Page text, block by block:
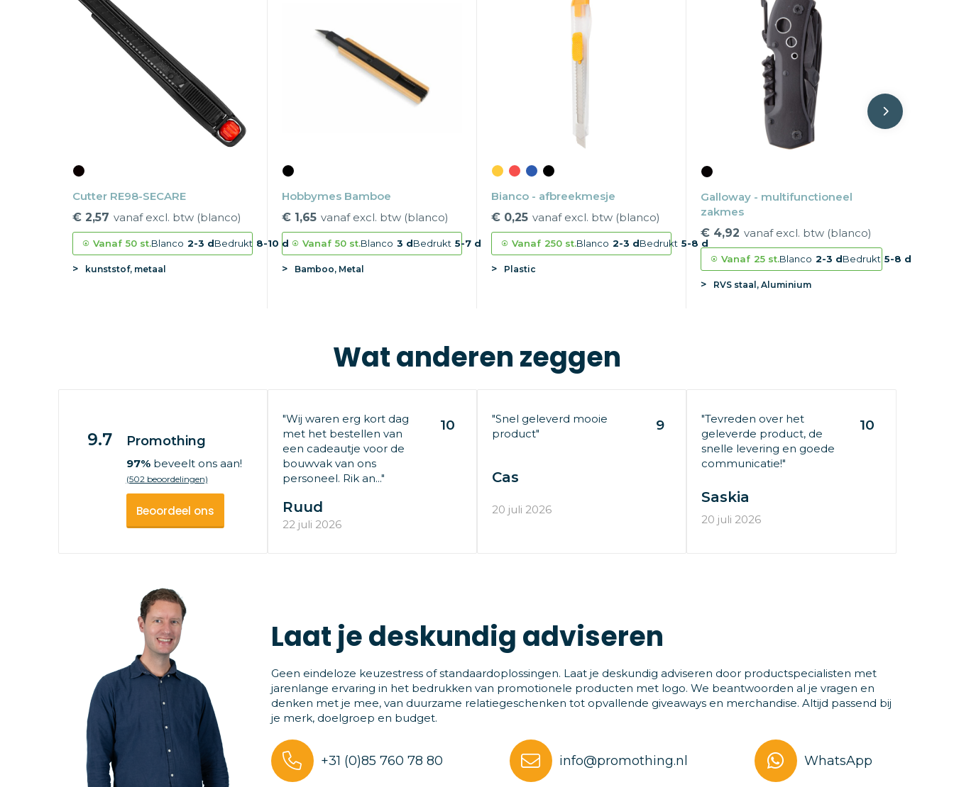
Cutter RE98-SECARE
€ 2,57 vanaf excl. btw (blanco)
Vanaf 50 st.Blanco 2-3 dBedrukt 8-10 d
kunststof, metaal
Hobbymes Bamboe
€ 1,65 vanaf excl. btw (blanco)
Vanaf 50 st.Blanco 3 dBedrukt 5-7 d
Bamboo, Metal
Bianco - afbreekmesje
€ 0,25 vanaf excl. btw (blanco)
Vanaf 250 st.Blanco 2-3 dBedrukt 5-8 d
Plastic
Galloway - multifunctioneel
zakmes
€ 4,92 vanaf excl. btw (blanco)
Vanaf 25 st.Blanco 2-3 dBedrukt 5-8 d
RVS staal, Aluminium
Wat anderen zeggen
9.7 Promothing
97%beveelt ons aan!
(502 beoordelingen)
Beoordeel ons
"Wij waren erg kort dag
met het bestellen van
een cadeautje voor de
bouwvak van ons
personeel. Rik an..."
10
Ruud
22 juli 2026
"Snel geleverd mooie
product"
9
Cas
20 juli 2026
"Tevreden over het
geleverde product, de
snelle levering en goede
communicatie!"
10
Saskia
20 juli 2026
Laat je deskundig adviseren
Geen eindeloze keuzestress of standaardoplossingen. Laat je deskundig adviseren door productspecialisten met
jarenlange ervaring in het bedrukken van promotionele producten met logo. We beantwoorden al je vragen en
denken met je mee, van duurzame relatiegeschenken tot opvallende giveaways en merchandise. Altijd passend bij
je merk, doelgroep en budget.
+31 (0)85 760 78 80 info@promothing.nl WhatsApp